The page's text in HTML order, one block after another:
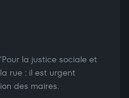
la justice sociale et
rue : il est urgent
des maires.